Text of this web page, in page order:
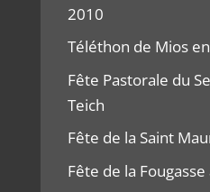
2010
Téléthon de Mios
Fête Pastorale du
Teich
Fête de la Saint
Fête de la